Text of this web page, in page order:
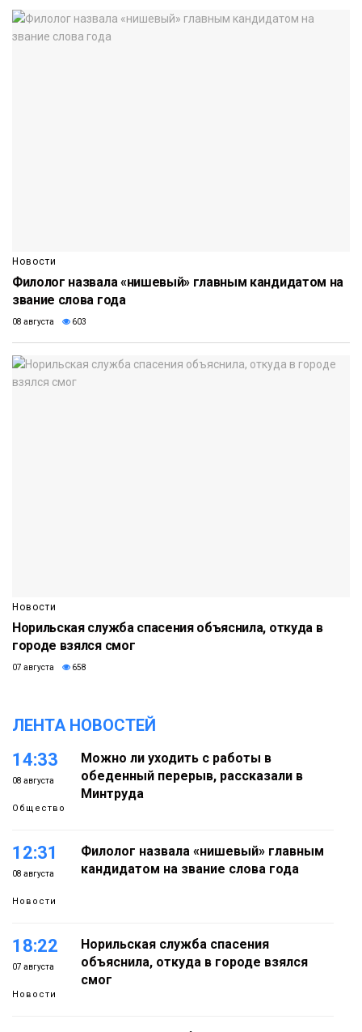
Новости
Филолог назвала «нишевый» главным кандидатом на
звание слова года
08 августа 603
Новости
Норильская служба спасения объяснила, откуда в
городе взялся смог
07 августа 658
ЛЕНТА НОВОСТЕЙ
14:33
08 августа
Общество
Можно ли уходить с работы в
обеденный перерыв, рассказали в
Минтруда
12:31
08 августа
Новости
Филолог назвала «нишевый» главным
кандидатом на звание слова года
18:22
07 августа
Новости
Норильская служба спасения
объяснила, откуда в городе взялся
смог